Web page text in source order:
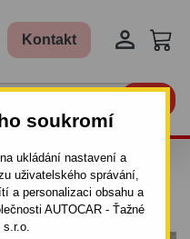
soukromí
ukládání nastavení a
uživatelského správání,
a personalizaci obsahu a
AUTOCAR - Ťažné
s.r.o.
Kontakt 
COMBO -
BAJONETOVÝ